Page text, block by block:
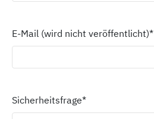
E-Mail (wird nicht veröffentlicht)*
Sicherheitsfrage*